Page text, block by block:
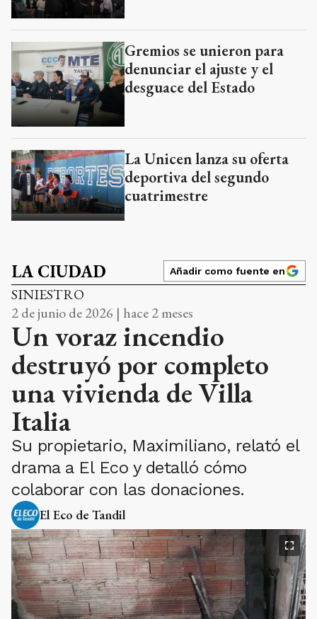
Gremios se unieron para
denunciar el ajuste y el
desguace del Estado
La Unicen lanza su oferta
deportiva del segundo
cuatrimestre
LA CIUDAD Añadir como fuente en
SINIESTRO
2 de junio de 2026 | hace 2 meses
Un voraz incendio
destruyó por completo
una vivienda de Villa
Italia
Su propietario, Maximiliano, relató el
drama a El Eco y detalló cómo
colaborar con las donaciones.
El Eco de Tandil